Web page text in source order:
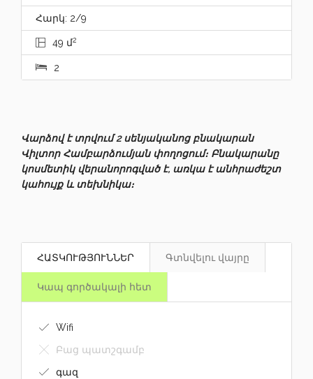
Հարկ: 2/9
49 մ2
2
Վարձով է տրվում 2 սենյականոց բնակարան
Վիլտոր Համբարձումյան փողոցում։ Բնակարանը
կոսմետիկ վերանորոգված է, առկա է անհրաժեշտ
կահույք և տեխնիկա։
ՀԱՏԿՈՒԹՅՈՒՆՆԵՐ Գտնվելու վայրը
Կապ գործակալի հետ
Wifi
Բաց պատշգամբ
գազ